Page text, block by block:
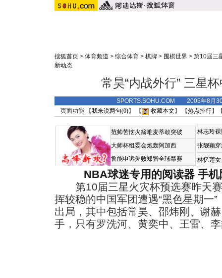
搜狐首页 > 体育频道 > 综合体育 > 棋牌 > 围棋世界 > 第10届三
新动态
常昊“内战外行” 三星
SPORTS.SOHU.COM 2005年8月
页面功能 【我来说两句(0)】 【 收藏本文 】 【热点排行】
范帅苦恼火箭唯麦蒂敢突破
大师杯组委会炮轰阿加西
鲁能申诉失败郑智全球禁赛
林志玲
张靓颖
林忆莲
NBA球迷专用的阅读器 手
第10届三星火灾杯预选赛昨天赛
挥较稳的中国军团遭遇“黑色星期一
出局，其中包括常昊、邵炜刚、谢
手，只有罗洗河、黄奕中、王雷、